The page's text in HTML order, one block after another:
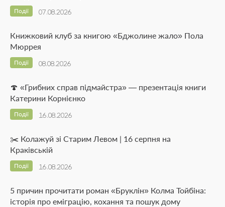
07.08.2026
Події
Книжковий клуб за книгою «Бджолине жало» Пола
Мюррея
08.08.2026
Події
🍄 «Грибних справ підмайстра» — презентація книги
Катерини Корнієнко
16.08.2026
Події
✂️ Колажуй зі Старим Левом | 16 серпня на
Краківській
16.08.2026
Події
5 причин прочитати роман «Бруклін» Колма Тойбіна:
історія про еміграцію, кохання та пошук дому